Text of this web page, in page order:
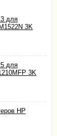
для
3K
для
3K
HP